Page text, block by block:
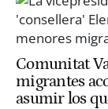
Comunitat
migrantes
asumir los